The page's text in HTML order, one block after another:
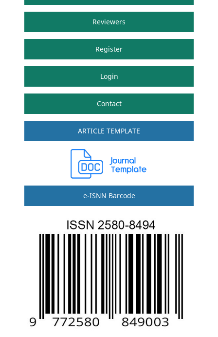
Reviewers
Register
Login
Contact
ARTICLE TEMPLATE
e-ISNN Barcode